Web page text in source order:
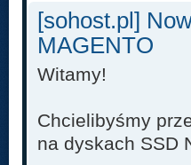
[sohost.pl]
MAGENTO
Witamy!
Chcielibyśmy
na dyskach SSD